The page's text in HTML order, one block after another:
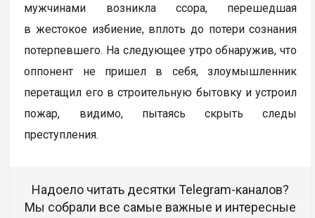
мужчинами возникла ссора, перешедшая
в жестокое избиение, вплоть до потери сознания
потерпевшего. На следующее утро обнаружив, что
оппонент не пришел в себя, злоумышленник
перетащил его в строительную бытовку и устроил
пожар, видимо, пытаясь скрыть следы
преступления.
Надоело читать десятки Telegram-каналов?
Мы собрали все самые важные и интересные